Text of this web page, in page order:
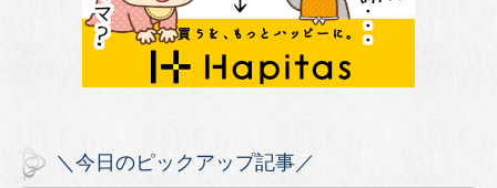
＼今日のピックアップ記事／